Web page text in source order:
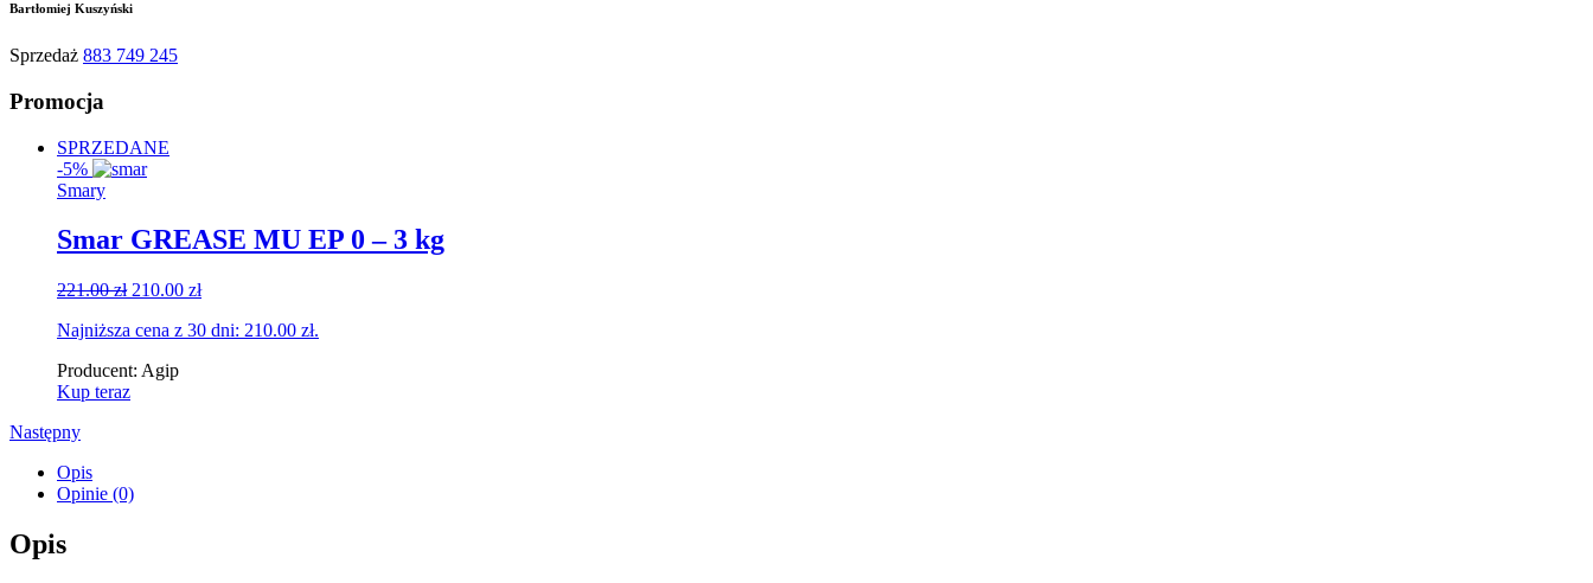
Bartłomiej Kuszyński
Sprzedaż 883 749 245
Promocja
SPRZEDANE
-5%
Smary
Smar GREASE MU EP 0 – 3 kg
221.00zł Original
was:
210.00 złCurrent
is:
Najniższa cena z 30 dni: 210.00 zł.
Producent: Agip
Kup teraz
Następny
Opis
Opinie (0)
Opis